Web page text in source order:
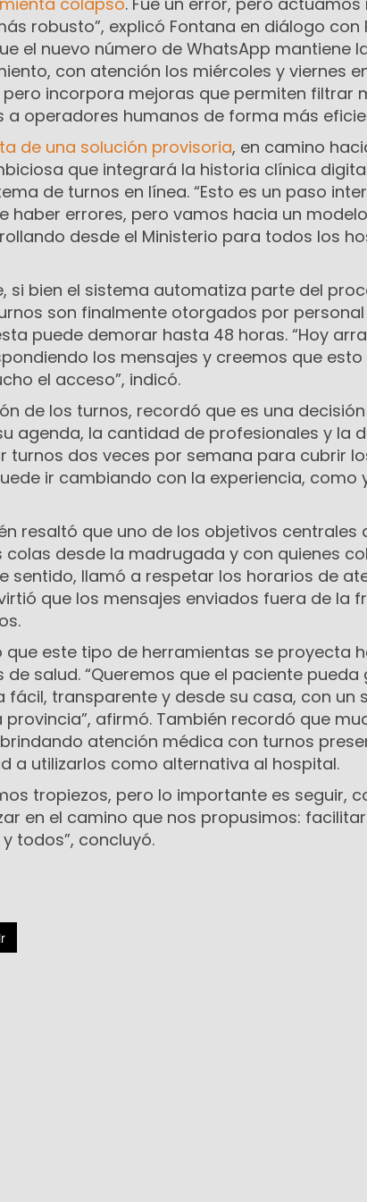
robusto”, explicó Fontana en diálogo con
el nuevo número de WhatsApp mantiene
con atención los miércoles y viernes
incorpora mejoras que permiten filtrar
a operadores humanos de forma más
de una solución provisoria, en camino
que integrará la historia clínica
de turnos en línea. “Esto es un paso
haber errores, pero vamos hacia un
desde el Ministerio para todos los
si bien el sistema automatiza parte del
son finalmente otorgados por
puede demorar hasta 48 horas. “Hoy
los mensajes y creemos que esto
el acceso”, indicó.
de los turnos, recordó que es una
agenda, la cantidad de profesionales y la
turnos dos veces por semana para cubrir
ir cambiando con la experiencia, como
resaltó que uno de los objetivos centrales
colas desde la madrugada y con quienes
sentido, llamó a respetar los horarios de
que los mensajes enviados fuera de la
que este tipo de herramientas se proyecta
salud. “Queremos que el paciente pueda
fácil, transparente y desde su casa, con un
afirmó. También recordó que
atención médica con turnos
a utilizarlos como alternativa al hospital.
tropiezos, pero lo importante es seguir,
en el camino que nos propusimos:
todos”, concluyó.